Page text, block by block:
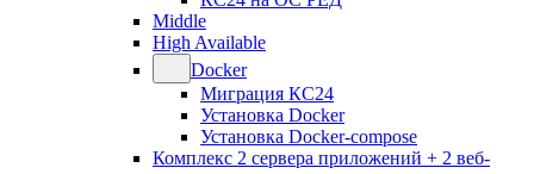
Middle
High Available
Docker
Миграция КС24
Установка Docker
Установка Docker-compose
Комплекс 2 сервера приложений + 2 веб-